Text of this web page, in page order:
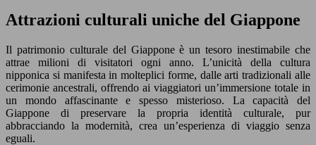
Attrazioni culturali uniche del Giappone
Il patrimonio culturale del Giappone è un tesoro inestimabile che
attrae milioni di visitatori ogni anno. L’unicità della cultura
nipponica si manifesta in molteplici forme, dalle arti tradizionali alle
cerimonie ancestrali, offrendo ai viaggiatori un’immersione totale in
un mondo affascinante e spesso misterioso. La capacità del
Giappone di preservare la propria identità culturale, pur
abbracciando la modernità, crea un’esperienza di viaggio senza
eguali.